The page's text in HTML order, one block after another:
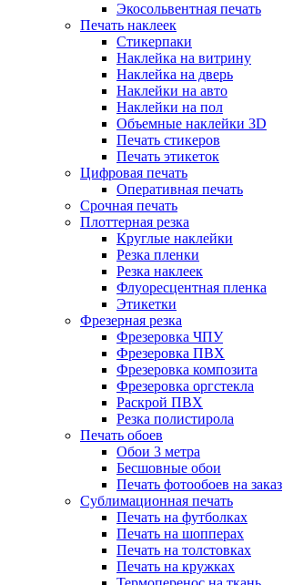
Экосольвентная печать
Печать наклеек
Стикерпаки
Наклейка на витрину
Наклейка на дверь
Наклейки на авто
Наклейки на пол
Объемные наклейки 3D
Печать стикеров
Печать этикеток
Цифровая печать
Оперативная печать
Срочная печать
Плоттерная резка
Круглые наклейки
Резка пленки
Резка наклеек
Флуоресцентная пленка
Этикетки
Фрезерная резка
Фрезеровка ЧПУ
Фрезеровка ПВХ
Фрезеровка композита
Фрезеровка оргстекла
Раскрой ПВХ
Резка полистирола
Печать обоев
Обои 3 метра
Бесшовные обои
Печать фотообоев на заказ
Сублимационная печать
Печать на футболках
Печать на шопперах
Печать на толстовках
Печать на кружках